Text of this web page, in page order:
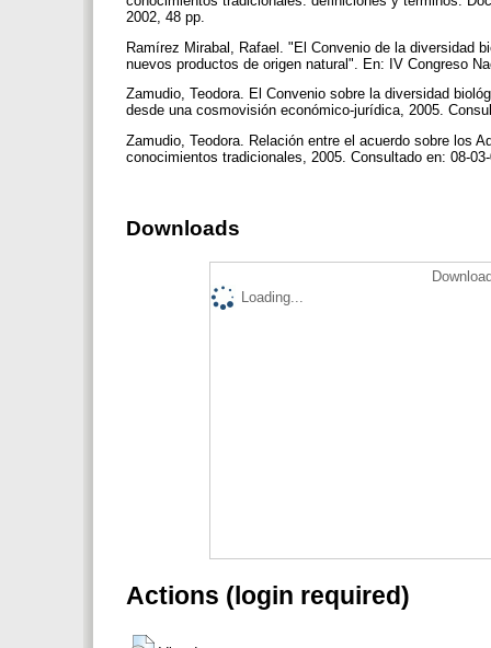
2002, 48 pp.
Ramírez Mirabal, Rafael. "El Convenio de la diversidad
nuevos productos de origen natural". En: IV Congreso
Zamudio, Teodora. El Convenio sobre la diversidad
desde una cosmovisión económico-jurídica, 2005.
Zamudio, Teodora. Relación entre el acuerdo sobre los
conocimientos tradicionales, 2005. Consultado en: 08-
Downloads
Loading...
Actions (login required)